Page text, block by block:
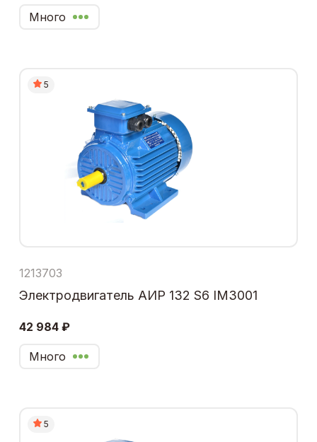
Много
5
1213703
Электродвигатель АИР 132 S6 IM3001
42 984 ₽
Много
5